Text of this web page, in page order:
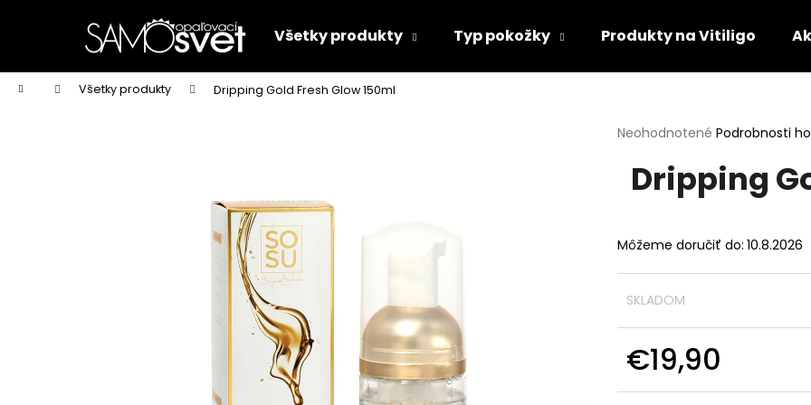
Všetky produkty Typ pokožky Produkty na Vitiligo
Domov Všetky produkty Dripping Gold Fresh Glow 150ml
Priemerné
produktu
hviezdičiek.
Neohodnotené Podrobnosti
Dripping
Môžeme doručiť do: 10.8.2026
SKLADOM
€19,90
cena:
í
Späť
do
obchodu
Späť
do
obchodu
HĽADAŤ